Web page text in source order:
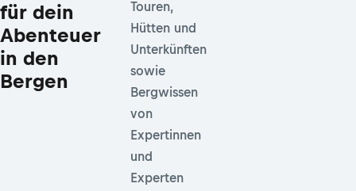
für dein
Abenteuer
in den
Bergen
Touren,
Hütten und
Unterkünften
sowie
Bergwissen
von
Expertinnen
und
Experten